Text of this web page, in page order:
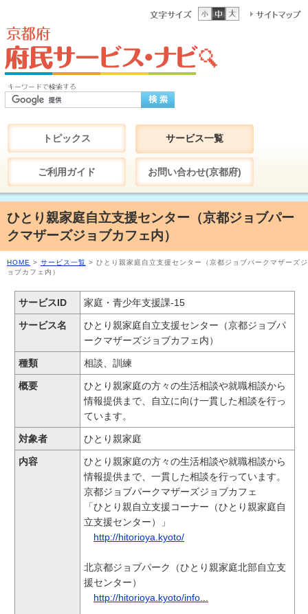
トピックス サービス一覧
ご利用ガイド お問い合わせ(京都府)
ひとり親家庭自立支援センター（京都ジョブパー
クマザーズジョブカフェ内）
HOME > サービス一覧 > ひとり親家庭自立支援センター（京都ジョブパークマザーズジ
ョブカフェ内）
サービスID 家庭・青少年支援課-15
サービス名
ひとり親家庭自立支援センター（京都ジョブパ
ークマザーズジョブカフェ内）
種類 相談、訓練
概要
ひとり親家庭の方々の生活相談や就職相談から
情報提供まで、自立に向け一貫した相談を行っ
ています。
対象者 ひとり親家庭
内容
ひとり親家庭の方々の生活相談や就職相談から
情報提供まで、一貫した相談を行っています。
京都ジョブパークマザーズジョブカフェ
「ひとり親自立支援コーナー（ひとり親家庭自
立支援センター）」
http://hitorioya.kyoto/
北京都ジョブパーク（ひとり親家庭北部自立支
援センター）
http://hitorioya.kyoto/info...